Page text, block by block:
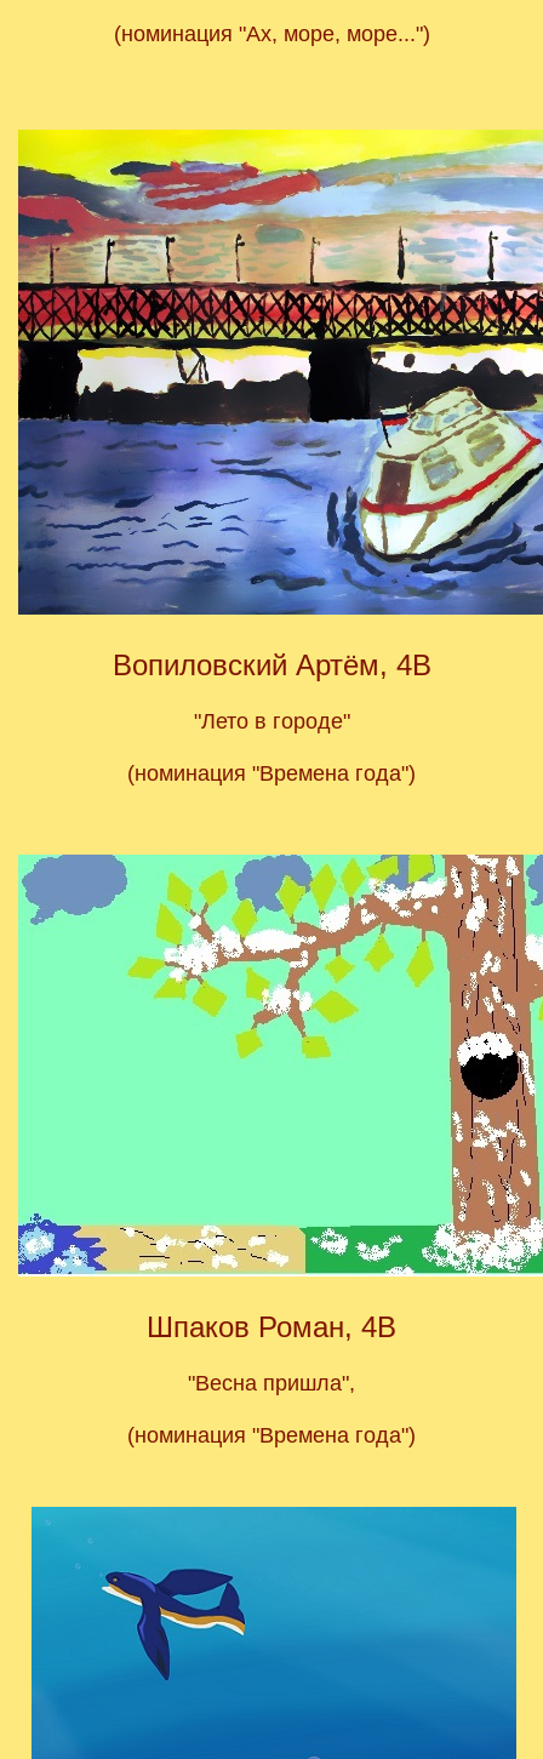
(номинация "Ах, море, море...")
Вопиловский Артём, 4В
"Лето в городе"
(номинация "Времена года")
Шпаков Роман, 4В
"Весна пришла",
(номинация "Времена года")